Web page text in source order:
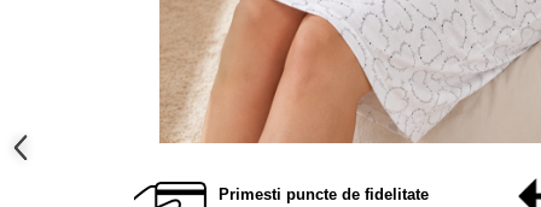
Primesti puncte de fidelitate